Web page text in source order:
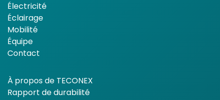
Électricité
Éclairage
Mobilité
Équipe
Contact
À propos de TECONEX
Rapport de durabilité